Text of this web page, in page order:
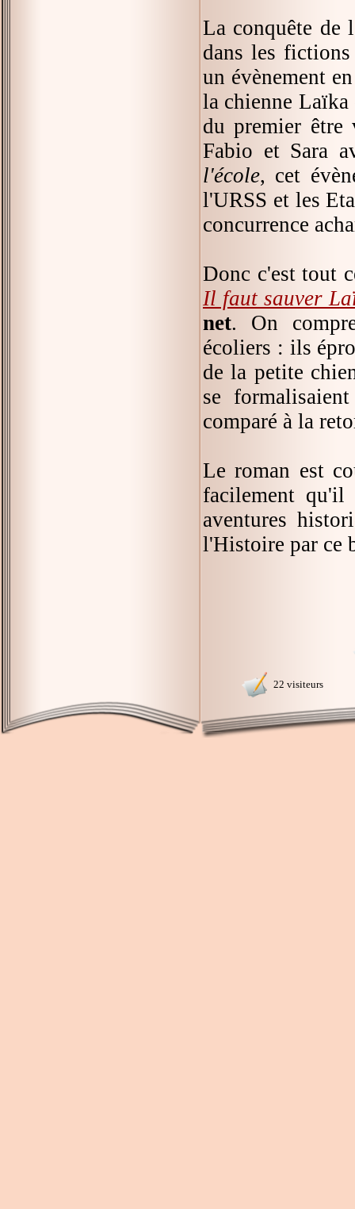
La conquête de
dans les
un évènement
la chienne Laïka
du premier être
Fabio et Sara
l'école, cet
l'URSS et les
concurrence
Donc c'est tout
Il faut sauver
net. On
écoliers : ils
de la petite
se
comparé à la
Le roman est
facilement qu'il
aventures
l'Histoire par ce
22 visiteurs